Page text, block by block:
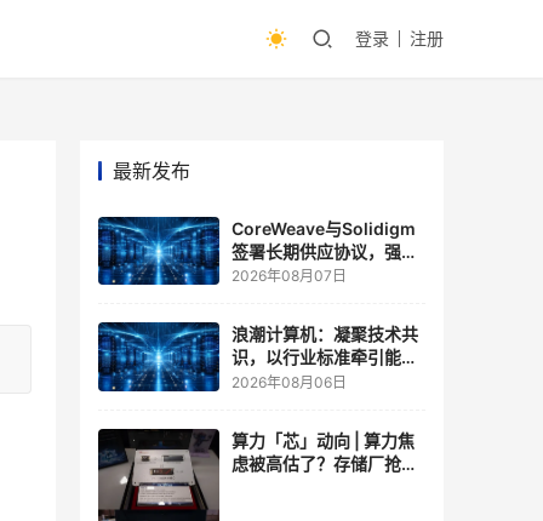
登录 注册
最新发布
CoreWeave与Solidigm
签署长期供应协议，强化
一体化人工智能云平台
2026年08月07日
浪潮计算机：凝聚技术共
识，以行业标准牵引能力
跃升
2026年08月06日
算力「芯」动向 | 算力焦
虑被高估了？存储厂抢了